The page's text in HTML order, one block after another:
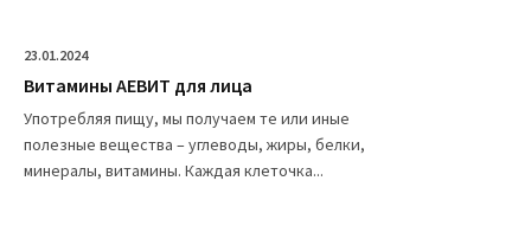
23.01.2024
Витамины АЕВИТ для лица
Употребляя пищу, мы получаем те или иные
полезные вещества – углеводы, жиры, белки,
минералы, витамины. Каждая клеточка...